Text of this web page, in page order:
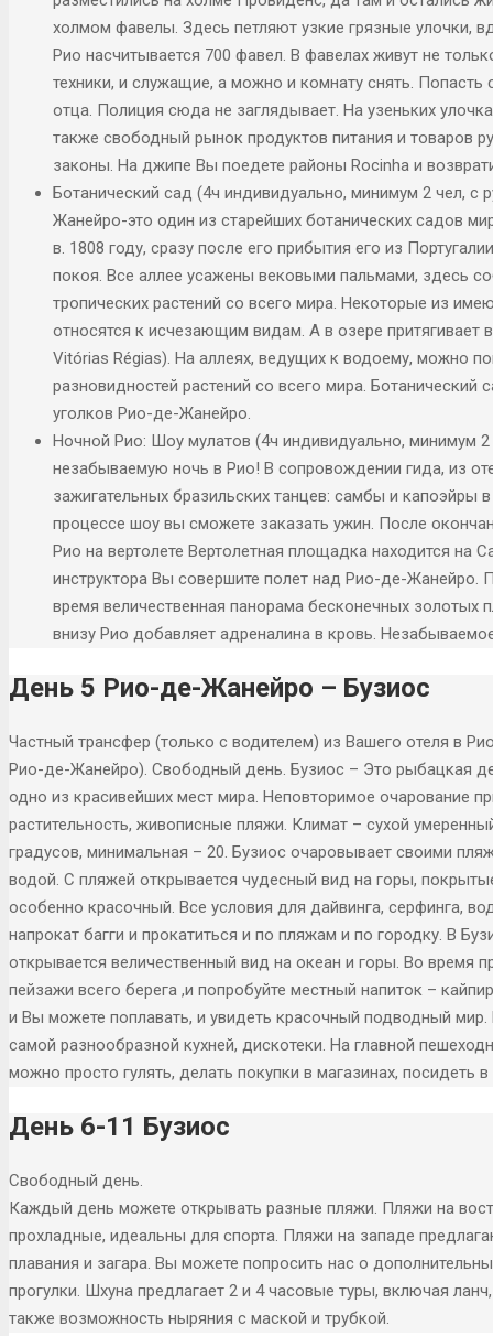
холмом фавелы. Здесь петляют узкие грязные улочки,
Рио насчитывается 700 фавел. В фавелах живут не
техники, и служащие, а можно и комнату снять.
отца. Полиция сюда не заглядывает. На узеньких
также свободный рынок продуктов питания и товаров
законы. На джипе Вы поедете районы Rocinha и
Ботанический сад (4ч индивидуально, минимум 2 чел,
Жанейро-это один из старейших ботанических садов
в. 1808 году, сразу после его прибытия его из
покоя. Все аллее усажены вековыми пальмами, здесь
тропических растений со всего мира. Некоторые из
относятся к исчезающим видам. А в озере притягивает
Vitórias Régias). На аллеях, ведущих к водоему, можно
разновидностей растений со всего мира.
уголков Рио-де-Жанейро.
Ночной Рио: Шоу мулатов (4ч индивидуально, минимум
незабываемую ночь в Рио! В сопровождении гида, из
зажигательных бразильских танцев: самбы и капоэйры
процессе шоу вы сможете заказать ужин. После
Рио на вертолете Вертолетная площадка находится на
инструктора Вы совершите полет над Рио-де-Жанейро.
время величественная панорама бесконечных золотых
внизу Рио добавляет адреналина в кровь.
День 5 Рио-де-Жанейро – Бузиос
Частный трансфер (только с водителем) из Вашего отеля в
Рио-де-Жанейро). Свободный день. Бузиос – Это рыбацкая
одно из красивейших мест мира. Неповторимое очарование
растительность, живописные пляжи. Климат – сухой
градусов, минимальная – 20. Бузиос очаровывает своими
водой. С пляжей открывается чудесный вид на горы,
особенно красочный. Все условия для дайвинга, серфинга,
напрокат багги и прокатиться и по пляжам и по городку. В
открывается величественный вид на океан и горы. Во время
пейзажи всего берега ,и попробуйте местный напиток –
и Вы можете поплавать, и увидеть красочный подводный
самой разнообразной кухней, дискотеки. На главной
можно просто гулять, делать покупки в магазинах, посидеть
День 6-11 Бузиос
Свободный день.
Каждый день можете открывать разные пляжи. Пляжи на
прохладные, идеальны для спорта. Пляжи на западе
плавания и загара. Вы можете попросить нас о
прогулки. Шхуна предлагает 2 и 4 часовые туры, включая
также возможность ныряния с маской и трубкой.